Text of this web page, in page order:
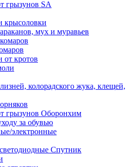
грызунов SA
мух и муравьев
от кротов
колорадского жука, клещей,
грызунов Оборонхим
за обувью
электронные
Спутник